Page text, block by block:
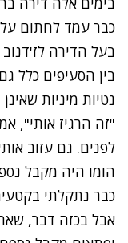
כבר עמד לחתום
בעל הדירה לז'דנוב
בין הסעיפים כלל
נטיות מיניות
"זה הרגיז אותי",
לפנים. גם עזוב
הומו היה מקבל
כבר נתקלתי
אבל בכזה דבר,